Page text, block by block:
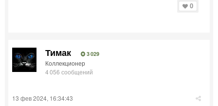
0
Тимак 3 029
Коллекционер
4 056 сообщений
13 фев 2024, 16:34:43